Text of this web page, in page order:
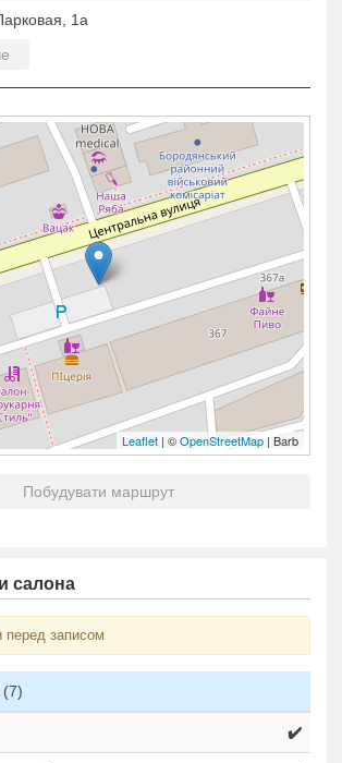
1а
Leaflet | ©OpenStreetMap | Barb
Побудувати маршрут
салона
перед записом
(7)
✔️